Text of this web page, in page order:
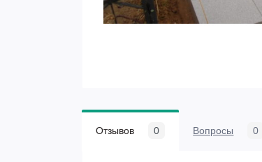
Отзывов 0 Вопросы 0